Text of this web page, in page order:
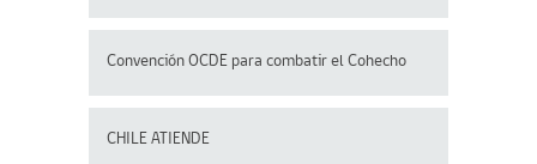
Convención OCDE para combatir el Cohecho
CHILE ATIENDE